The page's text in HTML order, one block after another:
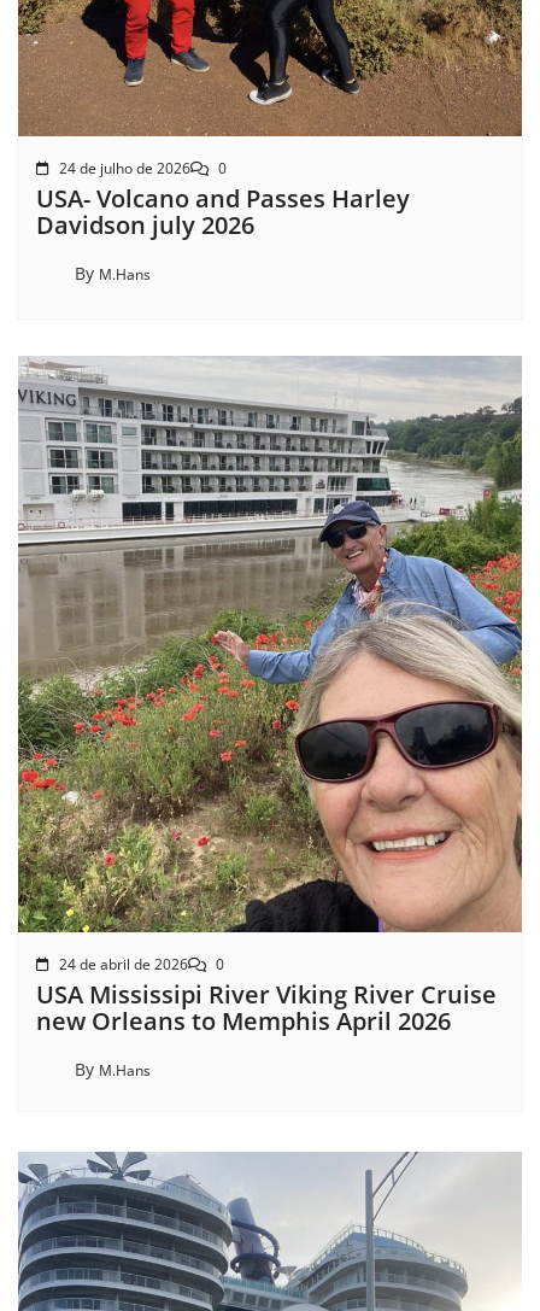
24 de julho de 2026 0
USA- Volcano and Passes Harley
Davidson july 2026
By M.Hans
24 de abril de 2026 0
USA Mississipi River Viking River Cruise
new Orleans to Memphis April 2026
By M.Hans